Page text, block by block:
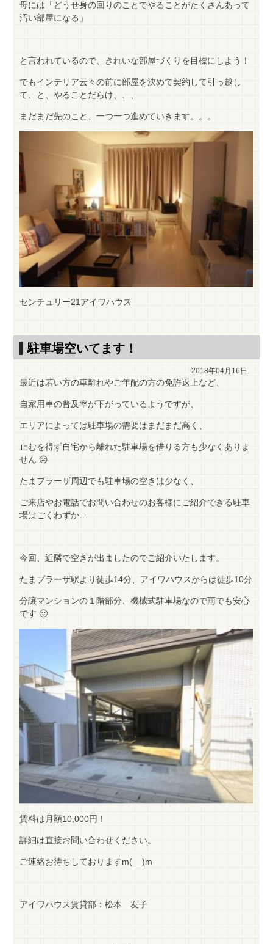
母には「どうせ身の回りのことでやることがたくさんあって
汚い部屋になる」
と言われているので、きれいな部屋づくりを目標にしよう！
でもインテリア云々の前に部屋を決めて契約して引っ越し
て、と、やることだらけ、、、
まだまだ先のこと、一つ一つ進めていきます。。。
センチュリー21アイワハウス
駐車場空いてます！
2018年04月16日
最近は若い方の車離れやご年配の方の免許返上など、
自家用車の普及率が下がっているようですが、
エリアによっては駐車場の需要はまだまだ高く、
止むを得ず自宅から離れた駐車場を借りる方も少なくありま
せん 😥
たまプラーザ周辺でも駐車場の空きは少なく、
ご来店やお電話でお問い合わせのお客様にご紹介できる駐車
場はごくわずか…
今回、近隣で空きが出ましたのでご紹介いたします。
たまプラーザ駅より徒歩14分、アイワハウスからは徒歩10分
分譲マンションの１階部分、機械式駐車場なので雨でも安心
です 🙂
賃料は月額10,000円！
詳細は直接お問い合わせください。
ご連絡お待ちしておりますm(__)m
アイワハウス賃貸部：松本 友子